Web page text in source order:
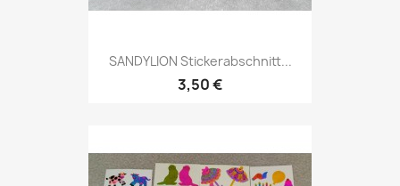
SANDYLION Stickerabschnitt...
3,50 €